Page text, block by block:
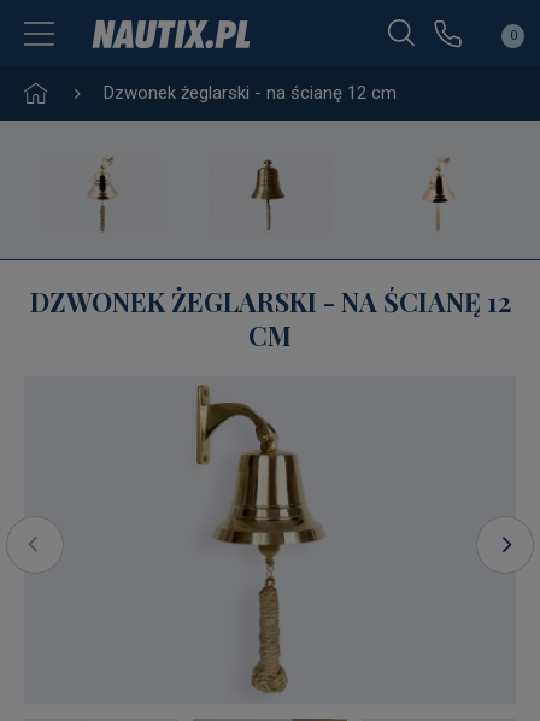
0
Dzwonek żeglarski - na ścianę 12 cm
DZWONEK ŻEGLARSKI - NA ŚCIANĘ 12
CM